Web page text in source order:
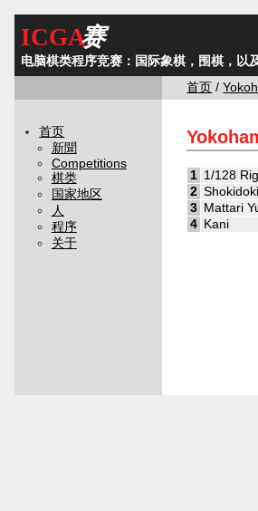
ICGA赛
电脑棋类程序竞赛：国际象棋，围棋，以
首页 /
首页
新聞
Competitions
棋类
国家地区
人
程序
关于
1 1/128
2 Shokidoki
3 Mattari
4 Kani